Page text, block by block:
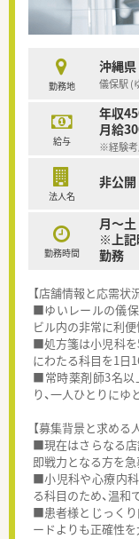
勤務地
沖縄
儀保駅 (
給与
年収
月給
※経験
法人名
非公開
勤務時間
月～
※上記
勤務
【店舗情報と応需状
■ゆいレールの儀
ビル内の非常に利便
■処方箋は小児科を
にわたる科目を1日
■常時薬剤師3名以
り、一人ひとりにゆ
【募集背景と求める
■現在はさらなる店
即戦力となる方を急
■小児科や心療内
る科目のため、温和
■患者様とじっくり
ードよりも正確性を